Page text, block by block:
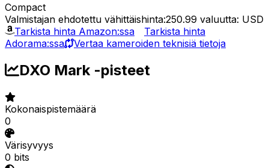
Compact
Valmistajan ehdotettu vähittäishinta:250.99 valuutta: USD
Tarkista hinta Amazon:ssa
Tarkista hinta
Adorama:ssa
Vertaa kameroiden teknisiä tietoja
DXO Mark -pisteet
Kokonaispistemäärä
0
Värisyvyys
0 bits